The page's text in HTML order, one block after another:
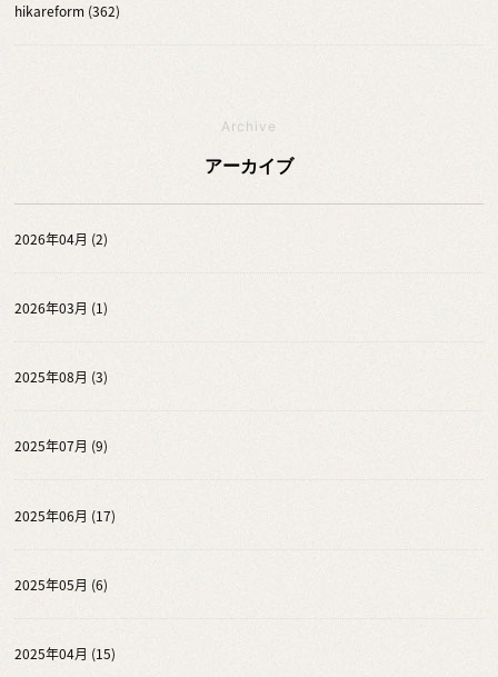
hikareform (362)
Archive
アーカイブ
2026年04月 (2)
2026年03月 (1)
2025年08月 (3)
2025年07月 (9)
2025年06月 (17)
2025年05月 (6)
2025年04月 (15)